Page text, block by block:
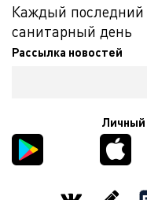
Каждый последний
санитарный день
Рассылка новостей
Личный